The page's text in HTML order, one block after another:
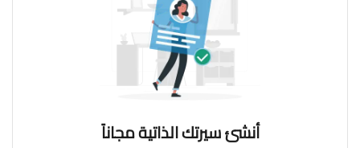
أنشئ سيرتك الذاتية مجاناً